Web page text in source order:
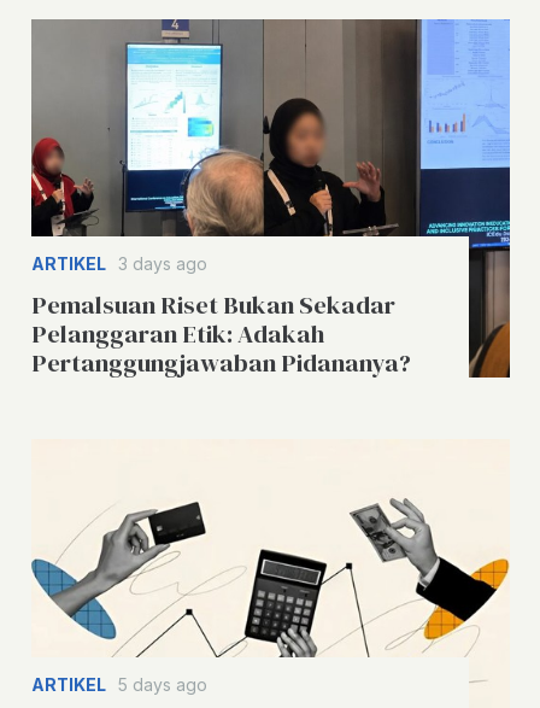
ARTIKEL 3 days ago
Pemalsuan Riset Bukan Sekadar
Pelanggaran Etik: Adakah
Pertanggungjawaban Pidananya?
ARTIKEL 5 days ago